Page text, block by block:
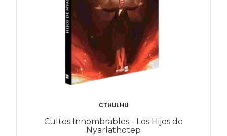
CTHULHU
Cultos Innombrables - Los Hijos de
Nyarlathotep